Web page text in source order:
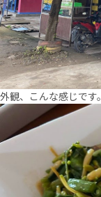
外観、こんな感じです。